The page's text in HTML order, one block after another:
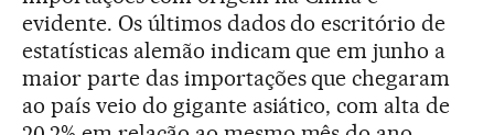
evidente. Os últimos dados do escritório de
estatísticas alemão indicam que em junho a
maior parte das importações que chegaram
ao país veio do gigante asiático, com alta de